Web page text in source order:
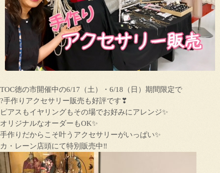
TOC徳の市開催中の6/17（土）・6/18（日）期間限定で
?手作りアクセサリー販売も好評です❣
ピアスもイヤリングもその場でお好みにアレンジ✨
オリジナルなオーダーもOK✨
手作りだからこそ叶うアクセサリーがいっぱい✨
カ・レーン店頭にて特別販売中‼